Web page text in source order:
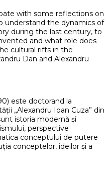
with some reflections on
understand the dynamics of
during the last century, to
and what role does
cultural rifts in the
Dan and Alexandru
este doctorand la
„Alexandru Ioan Cuza” din
istoria modernă și
perspective
conceptului de putere
conceptelor, ideilor și a